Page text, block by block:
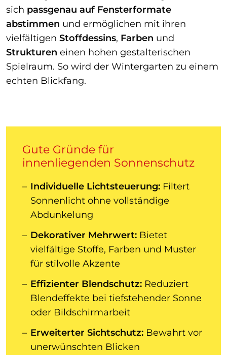
sich passgenau auf Fensterformate
abstimmen und ermöglichen mit ihren
vielfältigen Stoffdessins, Farben und
Strukturen einen hohen gestalterischen
Spielraum. So wird der Wintergarten zu einem
echten Blickfang.
Gute Gründe für
innenliegenden Sonnenschutz
Individuelle Lichtsteuerung: Filtert
Sonnenlicht ohne vollständige
Abdunkelung
Dekorativer Mehrwert: Bietet
vielfältige Stoffe, Farben und Muster
für stilvolle Akzente
Effizienter Blendschutz: Reduziert
Blendeffekte bei tiefstehender Sonne
oder Bildschirmarbeit
Erweiterter Sichtschutz: Bewahrt vor
unerwünschten Blicken